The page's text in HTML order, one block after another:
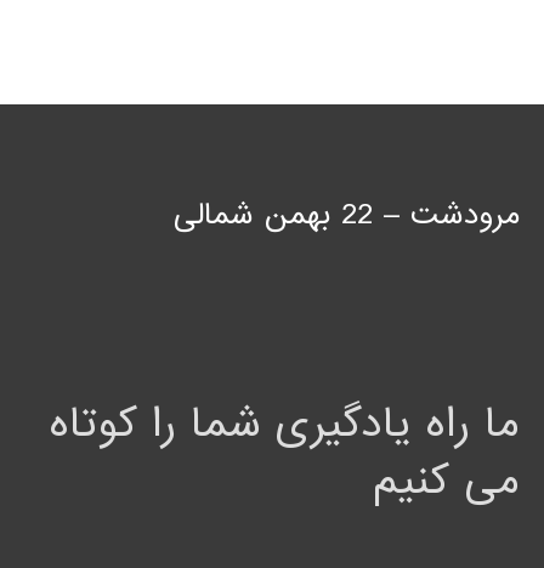
مرودشت – 22 بهمن شمالی
ما راه یادگیری شما را کوتاه
می کنیم